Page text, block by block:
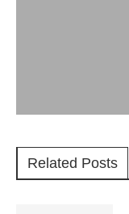
Related Posts